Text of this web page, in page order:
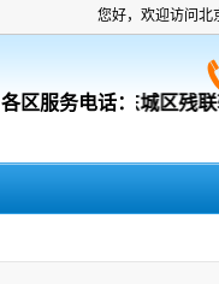
您好，欢迎访问北
各区服务电话：东城区残联